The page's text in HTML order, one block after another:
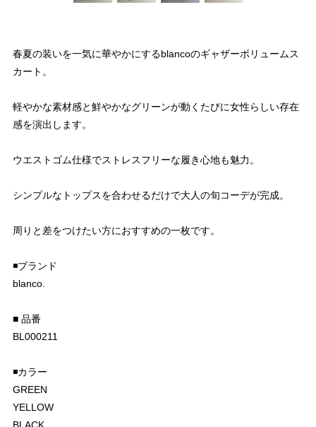
春夏の装いを一気に華やかにするblancoのギャザーボリュームス
カート。
軽やかな素材感と鮮やかなグリーンが動くたびに女性らしい存在
感を演出します。
ウエストゴム仕様でストレスフリーな履き心地も魅力。
シンプルなトップスを合わせるだけで大人の旬コーデが完成。
周りと差をつけたい方におすすめの一枚です。
◾️ブランド
blanco.
■ 品番
BL000211
◾️カラー
GREEN
YELLOW